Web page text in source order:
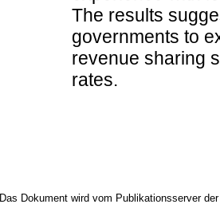
The results
governments to
revenue sharing
rates.
Das Dokument wird vom Publikationsserver